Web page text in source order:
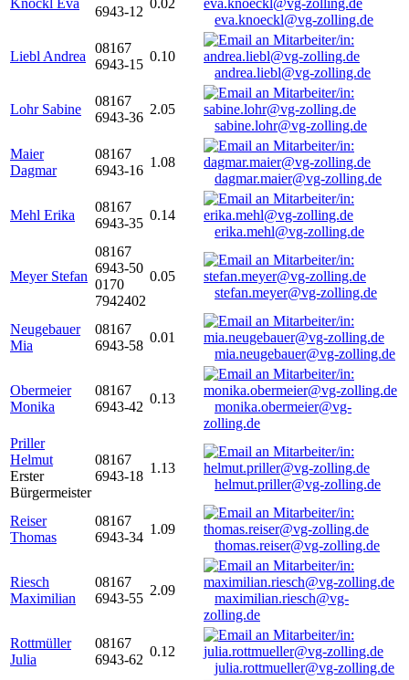
Knöckl Eva
6943-12
0.02
eva.knoeckl@vg-zolling.de
Liebl Andrea
08167
6943-15
0.10
andrea.liebl@vg-zolling.de
Lohr Sabine
08167
6943-36
2.05
sabine.lohr@vg-zolling.de
Maier
Dagmar
08167
6943-16
1.08
dagmar.maier@vg-zolling.de
Mehl Erika
08167
6943-35
0.14
erika.mehl@vg-zolling.de
Meyer Stefan
08167
6943-50
0170
7942402
0.05
stefan.meyer@vg-zolling.de
Neugebauer
Mia
08167
6943-58
0.01
mia.neugebauer@vg-zolling.de
Obermeier
Monika
08167
6943-42
0.13
monika.obermeier@vg-
zolling.de
Priller
Helmut
Erster
Bürgermeister
08167
6943-18
1.13
helmut.priller@vg-zolling.de
Reiser
Thomas
08167
6943-34
1.09
thomas.reiser@vg-zolling.de
Riesch
Maximilian
08167
6943-55
2.09
maximilian.riesch@vg-
zolling.de
Rottmüller
Julia
08167
6943-62
0.12
julia.rottmueller@vg-zolling.de